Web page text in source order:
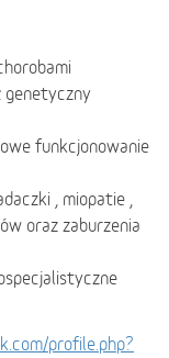
genetyczny
funkcjonowanie
, miopatie ,
oraz zaburzenia
profile.php?